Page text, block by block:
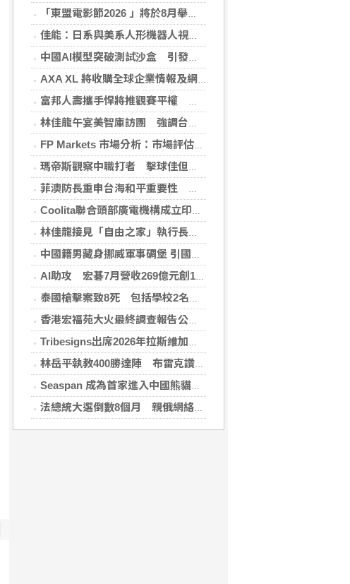
「東盟電影節2026 」將於8月舉行 歷來最大規模 以電影連繫文化交流
佳能：日系與美系人形機器人視覺模組 下半年出貨
中國AI模型突破測試沙盒 引發資安風險疑慮
AXA XL 將收購全球企業情報及網絡安全顧問公司 S-RM
富邦人壽攜手悍將推觀賽平權 邀身障、親子看球
林佳龍午宴美智庫訪團 強調台灣是不可或缺夥伴
FP Markets 市場分析：市場評估下一步走勢，日圓再臨十字路口
瑪帝斯觀察中職打者 擊球佳但長打少「閃掉就好」
菲澳防長重申台海和平重要性 林佳龍表達肯定
Coolita聯合頭部廣電機構成立印尼首個FAST媒體聯盟
林佳龍接見「自由之家」執行長 盼台成印太INGO樞紐
中國籍男藏身挪威軍事碉堡 引國安疑慮遭驅逐
AI助攻 宏碁7月營收269億元創13年同期新高
泰國槍擊案致8死 包括學校2名教師3名職員
香港宏福苑大火最終調查報告公布 菸頭引燃施工雜物
Tribesigns出席2026年拉斯維加斯家具展，擴大與美國領先家居零售商的合作
林岳平執教400勝達陣 布雷克讚獲球員愛戴
Seaspan 成為首家進入中國熊貓債券市場的國際船東及營運商
法總統大選倒數8個月 親俄網絡針對3名參選人造謠